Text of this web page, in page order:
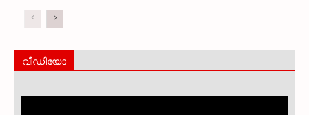
വീഡിയോ